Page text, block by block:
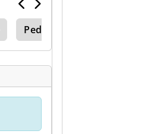
Peddinghaus